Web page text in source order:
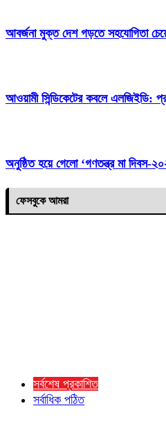
আবর্জনা মুক্ত দেশ গড়তে সহযোগিতা
‎আওয়ামী সিন্ডিকেটের কবলে এলজিইডি:
অনুষ্ঠিত হয়ে গেলো ‘গণতন্ত্র মা দিবস-
ফেসবুকে আমরা
সর্বশেষ প্রকাশিত
সর্বাধিক পঠিত